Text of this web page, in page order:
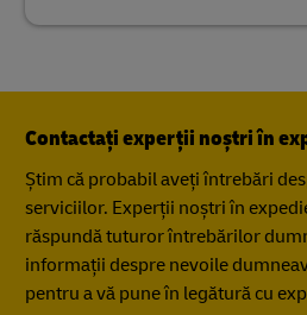
Contactați experții noștri în
Știm că probabil aveți întrebări
serviciilor. Experții noștri în
răspundă tuturor întrebărilor
informații despre nevoile
pentru a vă pune în legătură cu